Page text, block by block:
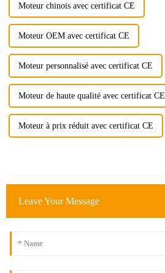
Moteur chinois avec certificat CE
Moteur OEM avec certificat CE
Moteur personnalisé avec certificat CE
Moteur de haute qualité avec certificat CE
Moteur à prix réduit avec certificat CE
Leave Your Message